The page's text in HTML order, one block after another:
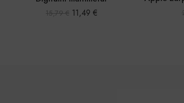
22,43€ 6,99 €